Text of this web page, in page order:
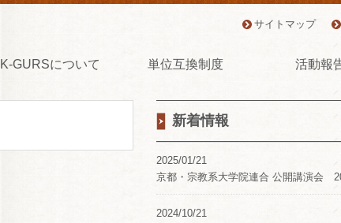
サイトマップ
K-GURSについて 単位互換制度 活動報
新着情報
2025/01/21
京都・宗教系大学院連合 公開講演会
2024/10/21